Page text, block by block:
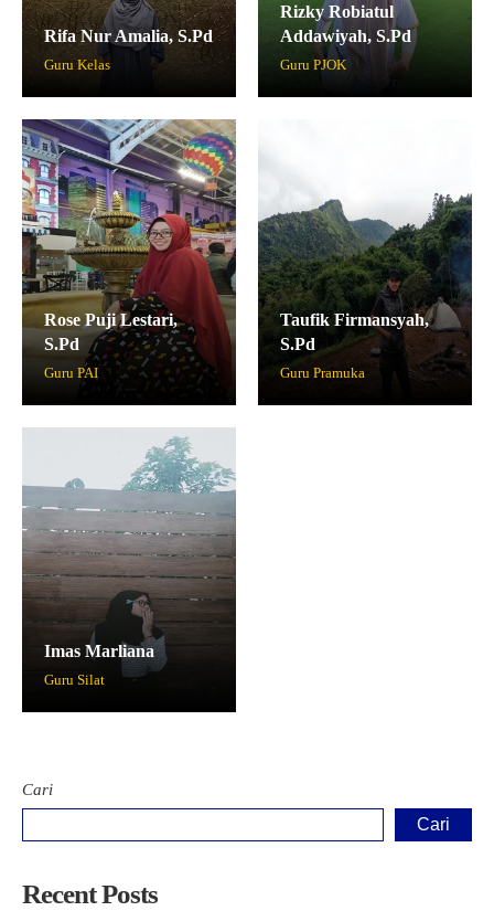
Rifa Nur Amalia, S.Pd
Guru Kelas
Rizky Robiatul
Addawiyah, S.Pd
Guru PJOK
Rose Puji Lestari,
S.Pd
Guru PAI
Taufik Firmansyah,
S.Pd
Guru Pramuka
Imas Marliana
Guru Silat
Cari
Cari
Recent Posts